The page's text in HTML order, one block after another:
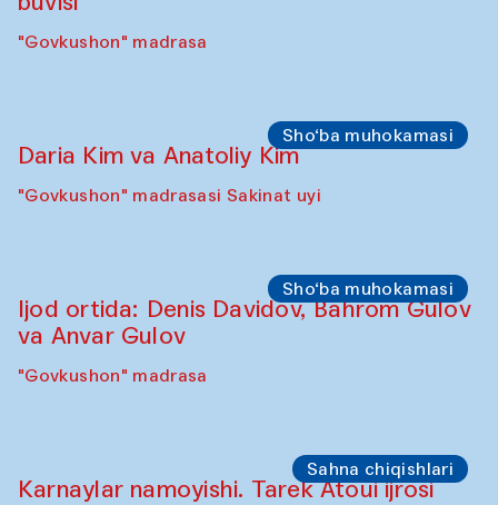
"Govkushon" madrasa
Sho‘ba muhokamasi
Daria Kim va Anatoliy Kim
"Govkushon" madrasasi Sakinat uyi
Sho‘ba muhokamasi
Ijod ortida: Denis Davidov, Bahrom Gulov
va Anvar Gulov
"Govkushon" madrasa
Sahna chiqishlari
Karnaylar namoyishi. Tarek Atoui ijrosi